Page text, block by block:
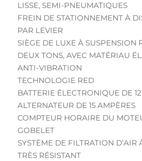
LISSE, SEMI-PNEUMATIQUES
FREIN DE STATIONNEMENT À
PAR LEVIER
SIÈGE DE LUXE À SUSPENSION
DEUX TONS, AVEC MATÉRIAU
ANTI-VIBRATION
TECHNOLOGIE RED
BATTERIE ÉLECTRONIQUE DE
ALTERNATEUR DE 15 AMPÈRES
COMPTEUR HORAIRE DU
GOBELET
SYSTÈME DE FILTRATION D’AIR
TRÈS RÉSISTANT